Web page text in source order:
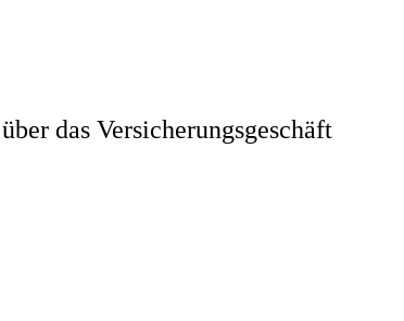
das Versicherungsgeschäft